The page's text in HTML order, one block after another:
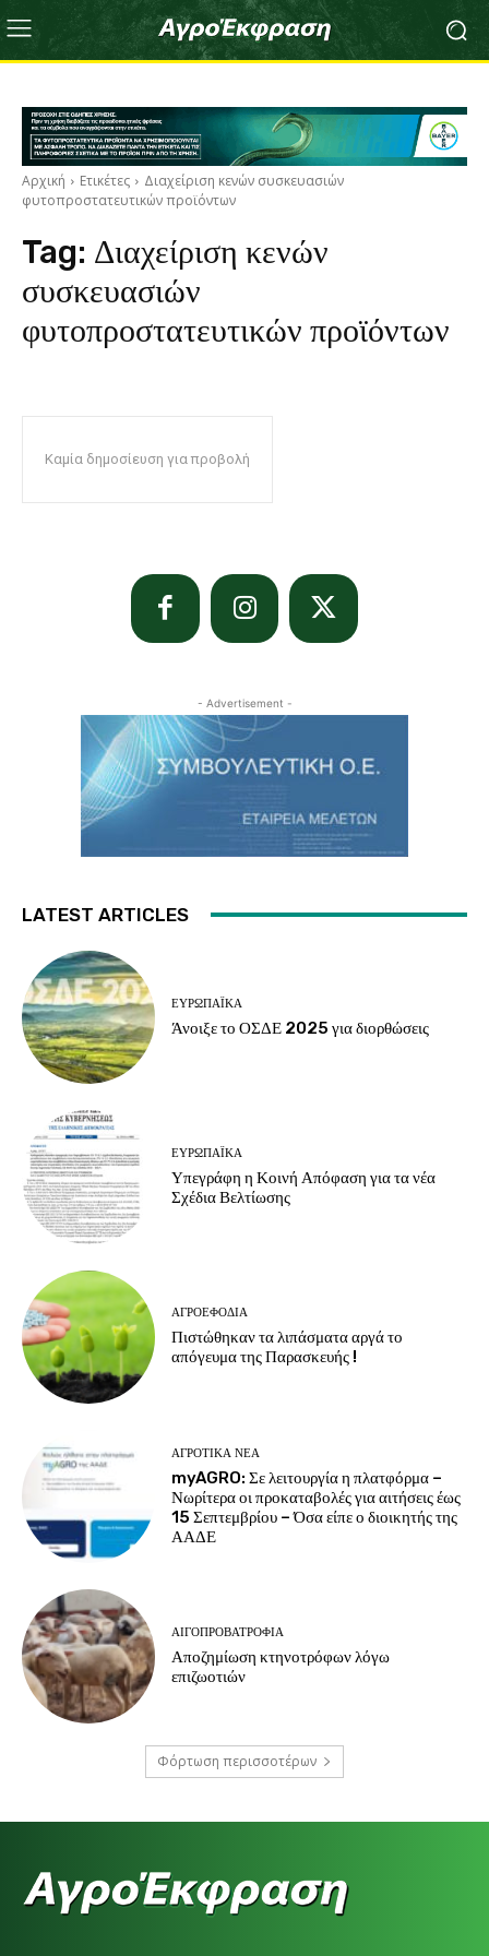
Αρχική Ετικέτες
Διαχείριση κενών συσκευασιών
φυτοπροστατευτικών προϊόντων
Tag: Διαχείριση κενών
συσκευασιών
φυτοπροστατευτικών προϊόντων
Καμία δημοσίευση για προβολή
- Advertisement -
LATEST ARTICLES
ΕΥΡΩΠΑΪΚΆ
Άνοιξε το ΟΣΔΕ 2025 για διορθώσεις
ΕΥΡΩΠΑΪΚΆ
Υπεγράφη η Κοινή Απόφαση για τα νέα
Σχέδια Βελτίωσης
ΑΓΡΟΕΦΌΔΙΑ
Πιστώθηκαν τα λιπάσματα αργά το
απόγευμα της Παρασκευής !
ΑΓΡΟΤΙΚΆ ΝΈΑ
myAGRO: Σε λειτουργία η πλατφόρμα –
Νωρίτερα οι προκαταβολές για αιτήσεις έως
15 Σεπτεμβρίου – Όσα είπε ο διοικητής της
ΑΑΔΕ
ΑΙΓΟΠΡΟΒΑΤΡΟΦΊΑ
Αποζημίωση κτηνοτρόφων λόγω
επιζωοτιών
Φόρτωση περισσοτέρων